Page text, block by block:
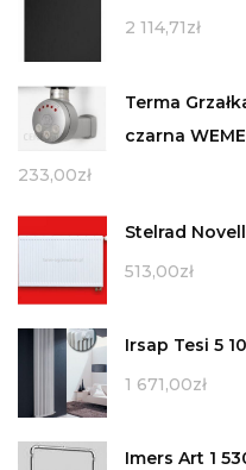
2 114,71zł
Terma
czarna
233,00zł
Stelrad
513,00zł
Irsap Tesi 5
1 671,00zł
Imers Art 1